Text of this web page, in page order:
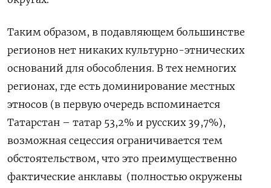
Таким образом, в подавляющем большинстве
регионов нет никаких культурно-этнических
оснований для обособления. В тех немногих
регионах, где есть доминирование местных
этносов (в первую очередь вспоминается
Татарстан – татар 53,2% и русских 39,7%),
возможная сецессия ограничивается тем
обстоятельством, что это преимущественно
фактические анклавы (полностью окружены